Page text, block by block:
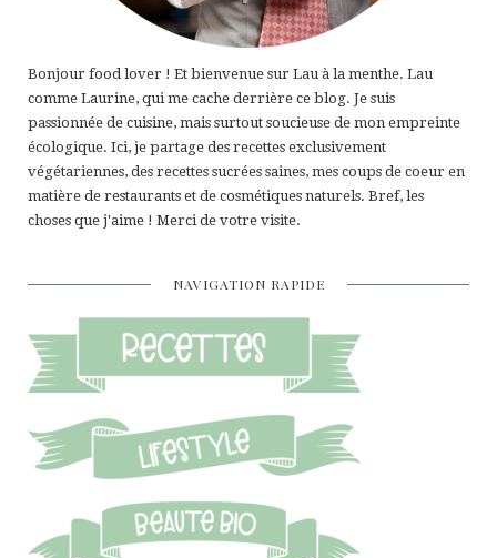
Bonjour food lover ! Et bienvenue sur Lau à la menthe. Lau
comme Laurine, qui me cache derrière ce blog. Je suis
passionnée de cuisine, mais surtout soucieuse de mon empreinte
écologique. Ici, je partage des recettes exclusivement
végétariennes, des recettes sucrées saines, mes coups de coeur en
matière de restaurants et de cosmétiques naturels. Bref, les
choses que j'aime ! Merci de votre visite.
NAVIGATION RAPIDE